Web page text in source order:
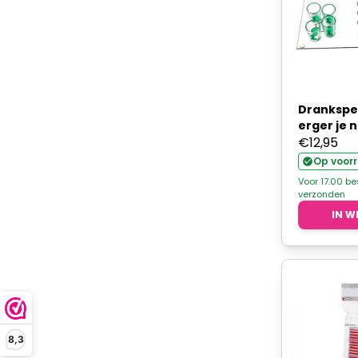
8,3
erger je
€12,95
Op
Voor 17.00
verzonden
IN